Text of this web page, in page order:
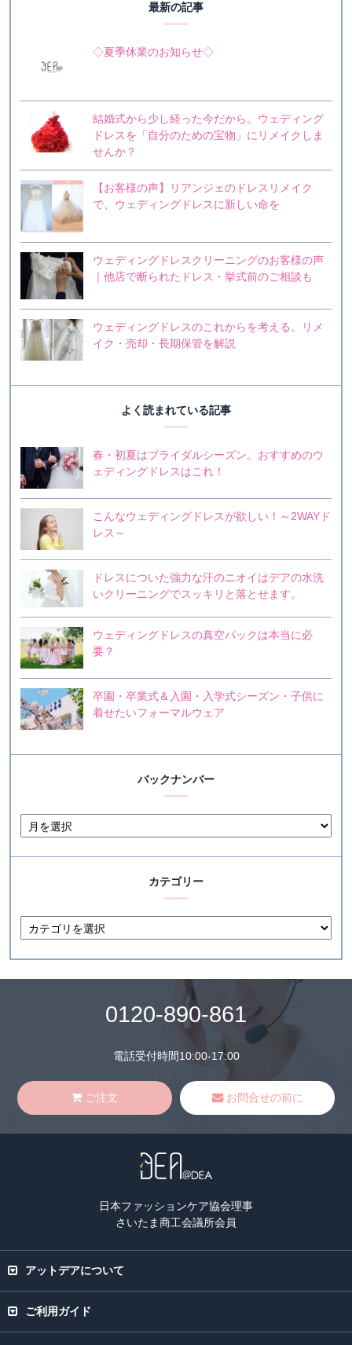
最新の記事
◇夏季休業のお知らせ◇
結婚式から少し経った今だから。ウェディング
ドレスを「自分のための宝物」にリメイクしま
せんか？
【お客様の声】リアンジェのドレスリメイク
で、ウェディングドレスに新しい命を
ウェディングドレスクリーニングのお客様の声
｜他店で断られたドレス・挙式前のご相談も
ウェディングドレスのこれからを考える。リメ
イク・売却・長期保管を解説
よく読まれている記事
春・初夏はブライダルシーズン。おすすめのウ
ェディングドレスはこれ！
こんなウェディングドレスが欲しい！～2WAYド
レス～
ドレスについた強力な汗のニオイはデアの水洗
いクリーニングでスッキリと落とせます。
ウェディングドレスの真空パックは本当に必
要？
卒園・卒業式＆入園・入学式シーズン・子供に
着せたいフォーマルウェア
バックナンバー
カテゴリー
0120-890-861
電話受付時間10:00-17:00
ご注文 お問合せの前に
日本ファッションケア協会理事
さいたま商工会議所会員
アットデアについて
ご利用ガイド